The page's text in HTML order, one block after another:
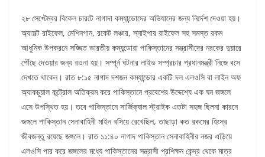
২৮ সেপ্টেম্বর বিকেল চারটে নাগাদা কম্যান্ডোদের অভিযানের জন্য নির্দেশ দেওয়া হয়।
অ্যাসল্ট রাইফেল, মেশিনগান, রকেট লঞ্চার, স্নাইপার রাইফেল সহ সমস্ত রকম
আধুনিক উপকরনে সজ্জিত ভারতীয় কম্যন্ডোরা পাকিস্তানের সন্ত্রাসীদের নরকের দুয়ারে
পৌঁছে দেওয়ার জন্য রওনা হয়। সম্পূর্ন ঘটনার লাইভ সম্প্রচার প্রধানমন্ত্রী নিজে বসে
দেখতে থাকেন। রাত ৮:১৫ নাগাদ দশজন কম্যান্ডোর একটি দল এলওসি বা লাইন অফ
অ্যাকচুয়াল কন্ট্রোল অতিক্রম করে পাকিস্তানে প্রবেশের উদ্দেশ্যে এক ঘন জঙ্গলে
এসে উপস্থিত হয়। তবে পাকিস্তানে সার্জিক্যাল স্ট্রাইক এতটা সহজ ছিলনা কারনে
জঙ্গলে পাকিস্তান সেনাবাহিনী মাইন বসিয়ে রেখেছিল, তাছাড়া কত রকমের হিংস্র
জীবজন্তু রয়েছে জঙ্গলে। রাত ১১:৪০ নাগাদ পাকিস্তান সেনাবাহিনীর নজর এড়িয়ে
এলওসি পার করে জঙ্গলের মধ্যে পাকিস্তানের সন্ত্রাসী প্রশিক্ষন কেন্দ্র থেকে মাত্র